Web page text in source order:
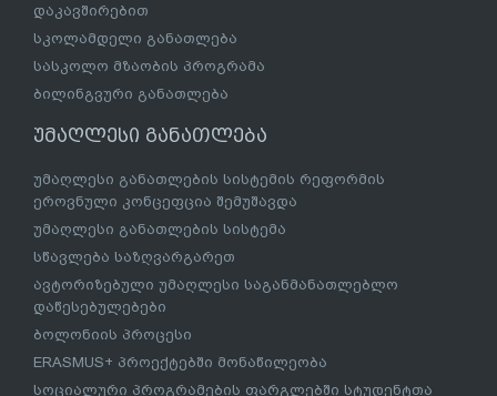
დაკავშირებით
სკოლამდელი განათლება
სასკოლო მზაობის პროგრამა
ბილინგვური განათლება
უმაღლესი განათლება
უმაღლესი განათლების სისტემის რეფორმის
ეროვნული კონცეფცია შემუშავდა
უმაღლესი განათლების სისტემა
სწავლება საზღვარგარეთ
ავტორიზებული უმაღლესი საგანმანათლებლო
დაწესებულებები
ბოლონიის პროცესი
ERASMUS+ პროექტებში მონაწილეობა
სოციალური პროგრამების ფარგლებში სტუდენტთა